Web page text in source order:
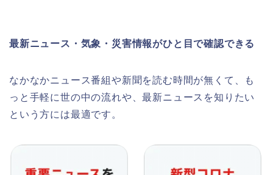
最新ニュース・気象・災害情報がひと目で確認できる
なかなかニュース番組や新聞を読む時間が無くて、も
っと手軽に世の中の流れや、最新ニュースを知りたい
という方には最適です。